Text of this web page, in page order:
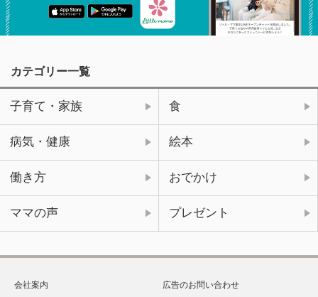
カテゴリー一覧
子育て・家族 食
病気・健康 絵本
働き方 おでかけ
ママの声 プレゼント
会社案内 広告のお問い合わせ